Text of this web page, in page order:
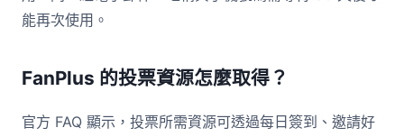
能再次使用。
FanPlus 的投票資源怎麼取得？
官方 FAQ 顯示，投票所需資源可透過每日簽到、邀請好